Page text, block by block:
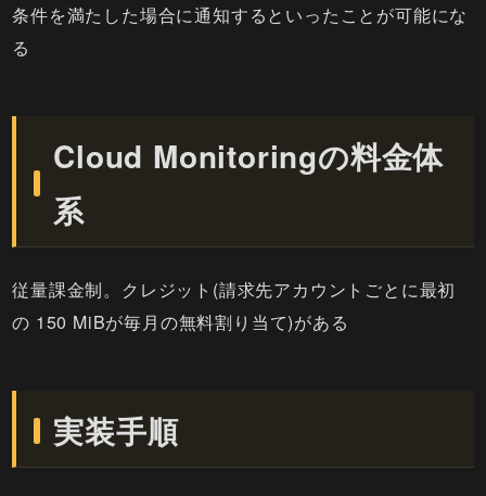
条件を満たした場合に通知するといったことが可能にな
る
Cloud Monitoringの料金体
系
従量課金制。クレジット(請求先アカウントごとに最初
の 150 MiBが毎月の無料割り当て)がある
実装手順